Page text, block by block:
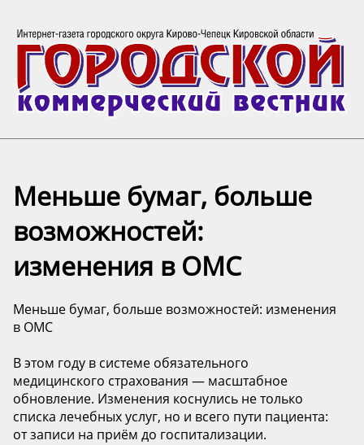
Меньше бумаг, больше
возможностей:
изменения в ОМС
Меньше бумаг, больше возможностей: изменения
в ОМС
В этом году в системе обязательного
медицинского страхования — масштабное
обновление. Изменения коснулись не только
списка лечебных услуг, но и всего пути пациента:
от записи на приём до госпитализации.